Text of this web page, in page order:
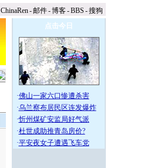
ChinaRen-邮件-博客-BBS -搜狗
点击今日
·佛山一家六口惨遭杀害
·乌兰察布居民区连发爆炸
·忻州煤矿安监局好气派
·杜世成助推青岛房价?
·平安夜女子遭遇飞车党